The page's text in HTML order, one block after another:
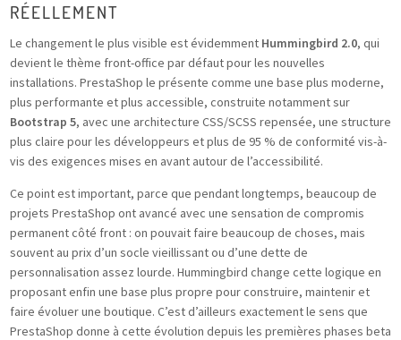
RÉELLEMENT
Le changement le plus visible est évidemment Hummingbird 2.0, qui
devient le thème front-office par défaut pour les nouvelles
installations. PrestaShop le présente comme une base plus moderne,
plus performante et plus accessible, construite notamment sur
Bootstrap 5, avec une architecture CSS/SCSS repensée, une structure
plus claire pour les développeurs et plus de 95 % de conformité vis-à-
vis des exigences mises en avant autour de l’accessibilité.
Ce point est important, parce que pendant longtemps, beaucoup de
projets PrestaShop ont avancé avec une sensation de compromis
permanent côté front : on pouvait faire beaucoup de choses, mais
souvent au prix d’un socle vieillissant ou d’une dette de
personnalisation assez lourde. Hummingbird change cette logique en
proposant enfin une base plus propre pour construire, maintenir et
faire évoluer une boutique. C’est d’ailleurs exactement le sens que
PrestaShop donne à cette évolution depuis les premières phases beta